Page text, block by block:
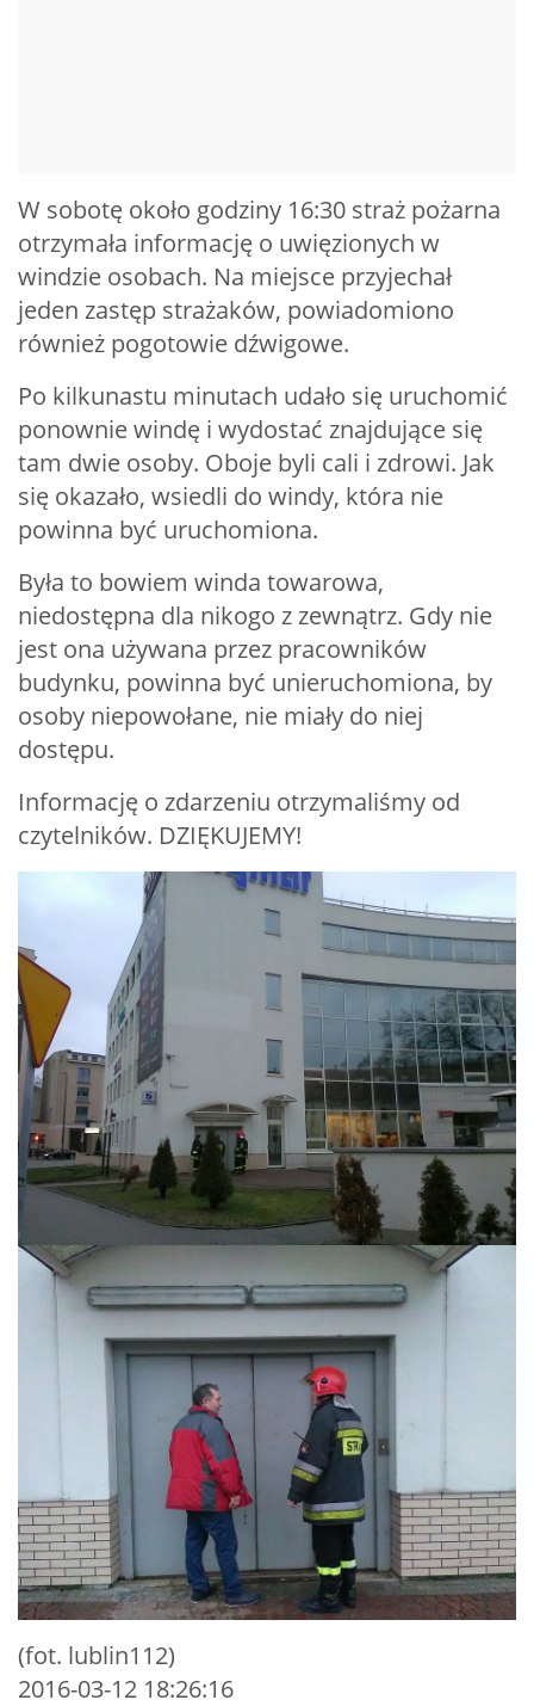
W sobotę około godziny 16:30 straż pożarna
otrzymała informację o uwięzionych w
windzie osobach. Na miejsce przyjechał
jeden zastęp strażaków, powiadomiono
również pogotowie dźwigowe.
Po kilkunastu minutach udało się uruchomić
ponownie windę i wydostać znajdujące się
tam dwie osoby. Oboje byli cali i zdrowi. Jak
się okazało, wsiedli do windy, która nie
powinna być uruchomiona.
Była to bowiem winda towarowa,
niedostępna dla nikogo z zewnątrz. Gdy nie
jest ona używana przez pracowników
budynku, powinna być unieruchomiona, by
osoby niepowołane, nie miały do niej
dostępu.
Informację o zdarzeniu otrzymaliśmy od
czytelników. DZIĘKUJEMY!
(fot. lublin112)
2016-03-12 18:26:16